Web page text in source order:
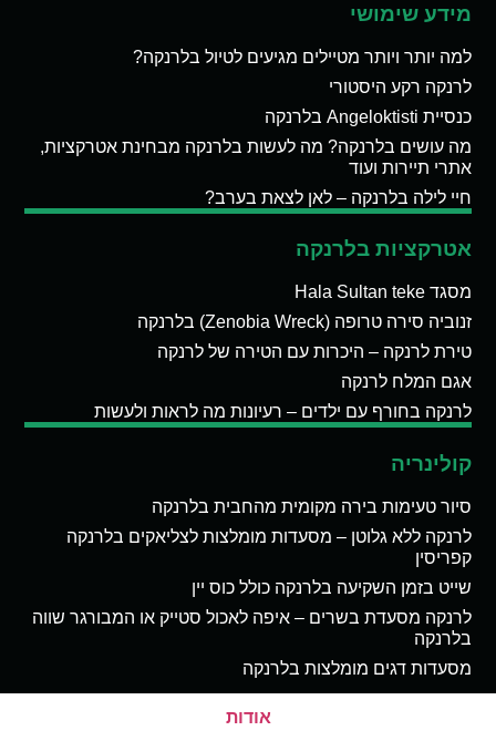
מידע שימושי
למה יותר ויותר מטיילים מגיעים לטיול בלרנקה?
לרנקה רקע היסטורי
כנסיית Angeloktisti בלרנקה
מה עושים בלרנקה? מה לעשות בלרנקה מבחינת אטרקציות,
אתרי תיירות ועוד
חיי לילה בלרנקה – לאן לצאת בערב?
אטרקציות בלרנקה
מסגד Hala Sultan teke
זנוביה סירה טרופה (Zenobia Wreck) בלרנקה
טירת לרנקה – היכרות עם הטירה של לרנקה
אגם המלח לרנקה
לרנקה בחורף עם ילדים – רעיונות מה לראות ולעשות
קולינריה
סיור טעימות בירה מקומית מהחבית בלרנקה
לרנקה ללא גלוטן – מסעדות מומלצות לצליאקים בלרנקה
קפריסין
שייט בזמן השקיעה בלרנקה כולל כוס יין
לרנקה מסעדת בשרים – איפה לאכול סטייק או המבורגר שווה
בלרנקה
מסעדות דגים מומלצות בלרנקה
אודות